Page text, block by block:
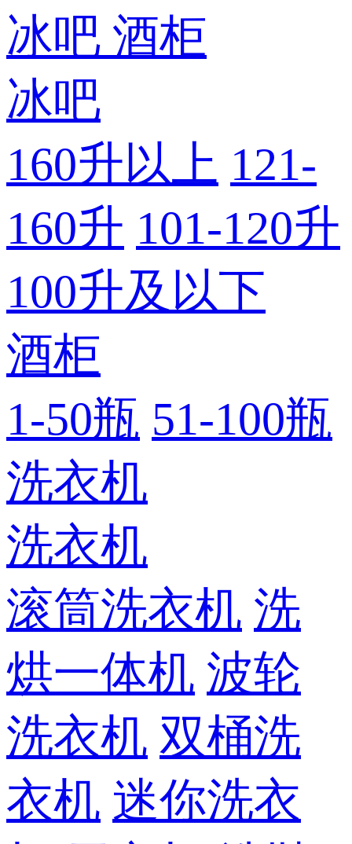
冰吧 酒柜
冰吧
160升以上 121-
160升 101-120升
100升及以下
酒柜
1-50瓶 51-100瓶
洗衣机
洗衣机
滚筒洗衣机 洗
烘一体机 波轮
洗衣机 双桶洗
衣机 迷你洗衣